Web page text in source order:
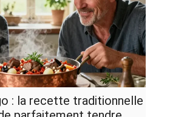
: la recette traditionnelle